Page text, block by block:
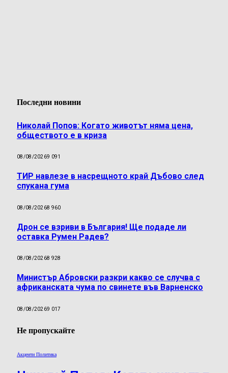
Последни новини
Николай Попов: Когато животът няма цена,
обществото е в криза
08/08/20269 091
ТИР навлезе в насрещното край Дъбово след
спукана гума
08/08/20268 960
Дрон се взриви в България! Ще подаде ли
оставка Румен Радев?
08/08/20268 928
Министър Абровски разкри какво се случва с
африканската чума по свинете във Варненско
08/08/20269 017
Не пропускайте
Акценти Политика